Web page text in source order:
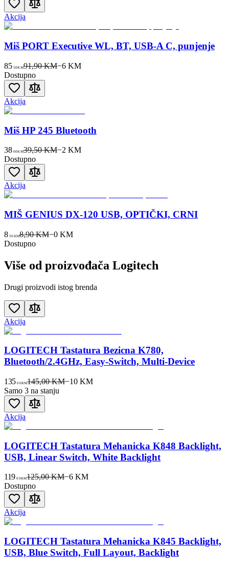
Akcija
Miš PORT Executive WL, BT, USB-A C, punjenje
85 50KM91,90 KM−6KM
Dostupno
Akcija
Miš HP 245 Bluetooth
38 00KM39,50 KM−2 KM
Dostupno
Akcija
MIŠ GENIUS DX-120 USB, OPTIČKI, CRNI
8 50KM8,90 KM−0 KM
Dostupno
Više od proizvođača Logitech
Drugi proizvodi istog brenda
Akcija
LOGITECH Tastatura Bezicna K780,
Bluetooth/2.4GHz, Easy-Switch, Multi-Device
135 00KM145,00 KM−10 KM
Samo 3 na stanju
Akcija
LOGITECH Tastatura Mehanicka K848 Backlight,
USB, Linear Switch, White Backlight
119 00KM125,00 KM−6 KM
Dostupno
Akcija
LOGITECH Tastatura Mehanicka K845 Backlight,
USB, Blue Switch, Full Layout, Backlight